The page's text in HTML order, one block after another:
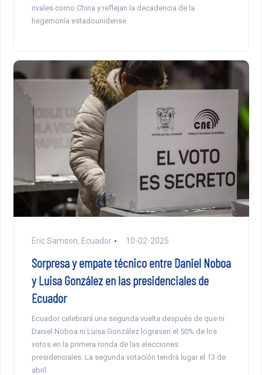
rivales como China y reflejan la decadencia de la
hegemonía estadounidense.
Eric Samson, Ecuador 10-02-2025
Sorpresa y empate técnico entre Daniel Noboa
y Luisa González en las presidenciales de
Ecuador
Ecuador celebrará una segunda vuelta después de que ni
Daniel Noboa ni Luisa González lograsen el 50% de los
votos en la primera ronda de las elecciones
presidenciales. La segunda votación tendrá lugar el 13 de
abril.